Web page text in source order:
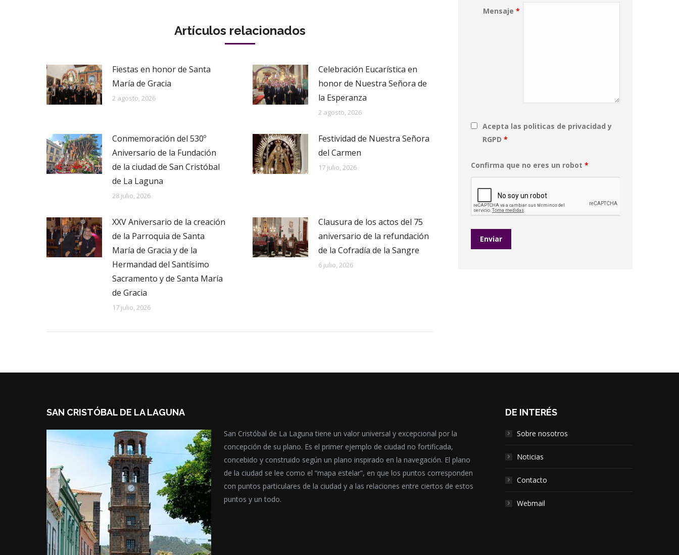
Artículos relacionados
Fiestas en honor de Santa
María de Gracia
2 agosto, 2026
Celebración Eucarística en
honor de Nuestra Señora de
la Esperanza
2 agosto, 2026
Conmemoración del 530º
Aniversario de la Fundación
de la ciudad de San Cristóbal
de La Laguna
28 julio, 2026
Festividad de Nuestra Señora
del Carmen
17 julio, 2026
XXV Aniversario de la creación
de la Parroquia de Santa
María de Gracia y de la
Hermandad del Santísimo
Sacramento y de Santa María
de Gracia
17 julio, 2026
Clausura de los actos del 75
aniversario de la refundación
de la Cofradía de la Sangre
6 julio, 2026
Mensaje*
Acepta las politicas de privacidad y
RGPD *
Confirma que no eres un robot *
SAN CRISTÓBAL DE LA LAGUNA
San Cristóbal de La Laguna tiene un valor universal y excepcional por la
concepción de su plano. Es el primer ejemplo de ciudad no fortificada,
concebido y construido según un plano inspirado en la navegación. El plano
de la ciudad se lee como el “mapa estelar”, en que los puntos corresponden
con puntos particulares de la ciudad y a las relaciones entre ciertos de estos
puntos y un todo.
DE INTERÉS
Sobre nosotros
Noticias
Contacto
Webmail